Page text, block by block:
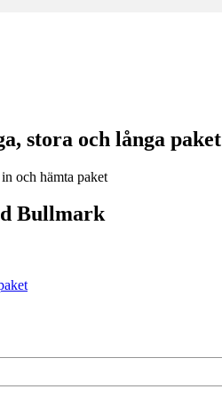
stora och långa paket
Bullmark